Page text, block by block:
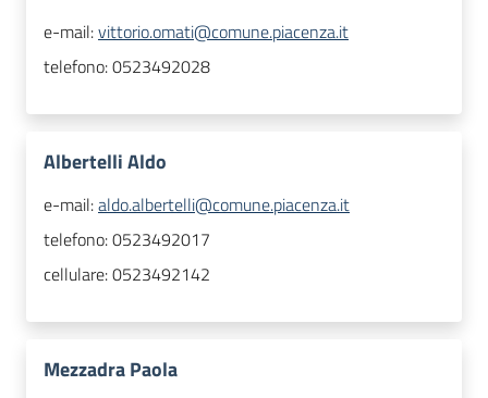
e-mail:vittorio.omati@comune.piacenza.it
telefono:0523492028
Albertelli Aldo
e-mail:aldo.albertelli@comune.piacenza.it
telefono:0523492017
cellulare:0523492142
Mezzadra Paola